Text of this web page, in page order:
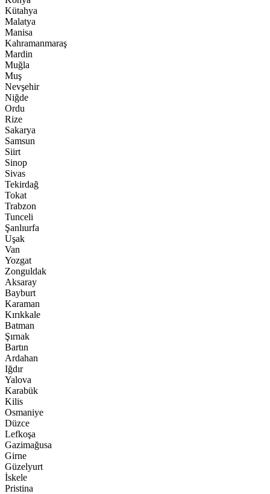
Kütahya
Malatya
Manisa
Kahramanmaraş
Mardin
Muğla
Muş
Nevşehir
Niğde
Ordu
Rize
Sakarya
Samsun
Siirt
Sinop
Sivas
Tekirdağ
Tokat
Trabzon
Tunceli
Şanlıurfa
Uşak
Van
Yozgat
Zonguldak
Aksaray
Bayburt
Karaman
Kırıkkale
Batman
Şırnak
Bartın
Ardahan
Iğdır
Yalova
Karabük
Kilis
Osmaniye
Düzce
Lefkoşa
Gazimağusa
Girne
Güzelyurt
İskele
Pristina